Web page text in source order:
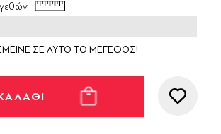
ΣΕ ΑΥΤΟ ΤΟ ΜΕΓΕΘΟΣ!